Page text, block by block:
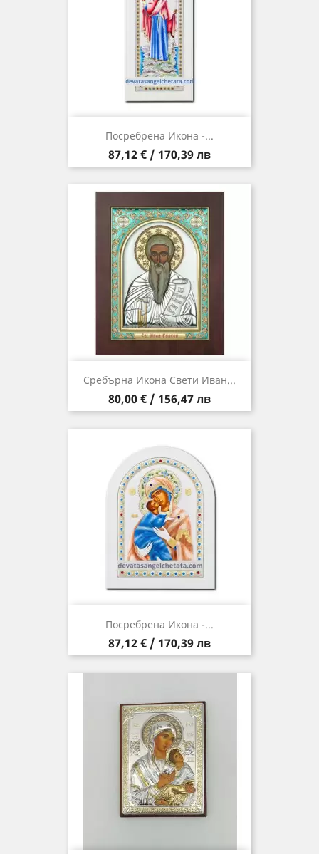
Посребрена Икона -...
Цена
87,12 € / 170,39 лв
Сребърна Икона Свети Иван...
Цена
80,00 € / 156,47 лв
Посребрена Икона -...
Цена
87,12 € / 170,39 лв